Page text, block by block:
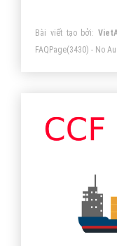
Bài viết tạo bởi:
FAQPage(3430) - No